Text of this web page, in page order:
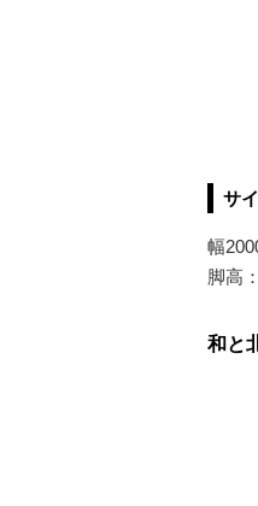
サ
幅
脚高
和と